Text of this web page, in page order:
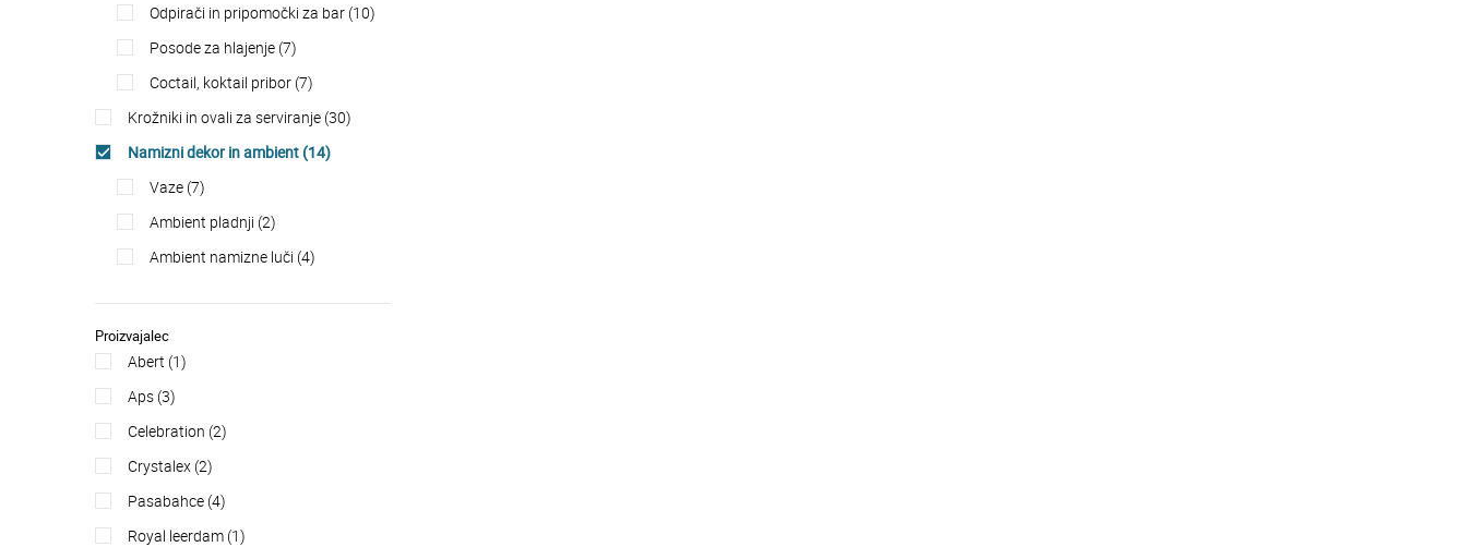
odpirači in pripomočki za bar (10)
posode za hlajenje (7)
coctail, koktail pribor (7)
krožniki in ovali za serviranje (30)
namizni dekor in ambient (14)
vaze (7)
ambient pladnji (2)
ambient namizne luči (4)
Proizvajalec
abert (1)
aps (3)
celebration (2)
crystalex (2)
pasabahce (4)
royal leerdam (1)